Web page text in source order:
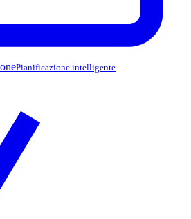
Pianificazione intelligente